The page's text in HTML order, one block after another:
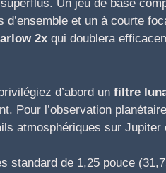
Un jeu de base
d’ensemble et un à courte
2x qui doublera
d’abord un filtre
Pour l’observation
atmosphériques sur Jupiter
standard de 1,25 pouce